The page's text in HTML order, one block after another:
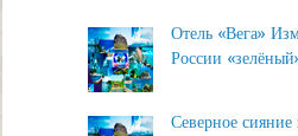
Отель «Вега»
России
Северное сияние